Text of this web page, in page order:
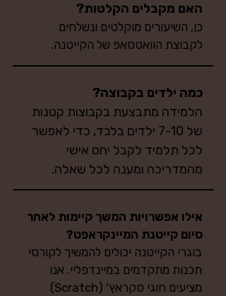
האם מקבלים הקלטות?
כן, השיעורים מוקלטים ונשלחים
לקבוצת הוואטסאפ של הקייטנה.
כמה ילדים בקבוצה?
הלמידה מתבצעת בקבוצות קטנות
של 7-10 ילדים בלבד, כדי לאפשר
לכל תלמיד לקבל יחס אישי
מהמדריכה ומענה לכל שאלה.
אילו אפשרויות המשך קיימות לאחר
סיום קייטנת המיינקראפט?
בוגרי הקייטנה יכולים להמשיך לקורסי
תכנות מתקדמים במיינדפליי. אנו
מציעים חוגי סקראץ' (Scratch)